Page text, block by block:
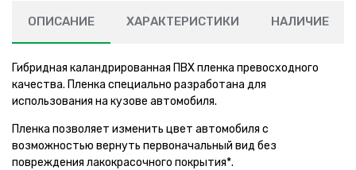
ОПИСАНИЕ ХАРАКТЕРИСТИКИ НАЛИЧИЕ
Гибридная каландрированная ПВХ пленка превосходного
качества. Пленка специально разработана для
использования на кузове автомобиля.
Пленка позволяет изменить цвет автомобиля с
возможностью вернуть первоначальный вид без
повреждения лакокрасочного покрытия*.